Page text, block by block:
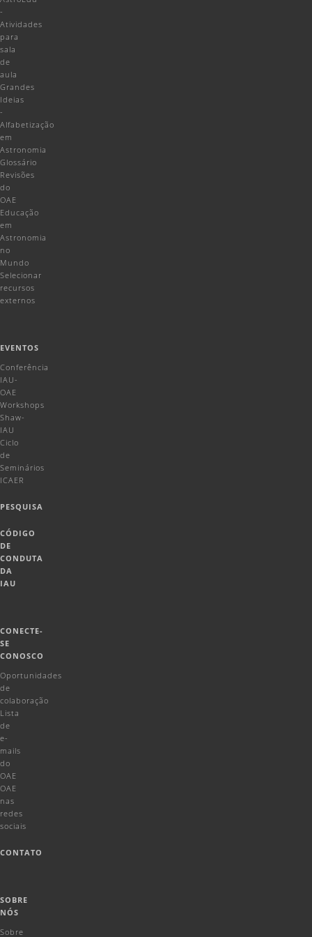
-
Atividades
para
sala
de
aula
Grandes
Ideias
-
Alfabetização
em
Astronomia
Glossário
Revisões
do
OAE
Educação
em
Astronomia
no
Mundo
Selecionar
recursos
externos
EVENTOS
Conferência
IAU-
OAE
Workshops
Shaw-
IAU
Ciclo
de
Seminários
ICAER
PESQUISA
CÓDIGO
DE
CONDUTA
DA
IAU
CONECTE-
SE
CONOSCO
Oportunidades
de
colaboração
Lista
de
e-
mails
do
OAE
OAE
nas
redes
sociais
CONTATO
SOBRE
NÓS
Sobre